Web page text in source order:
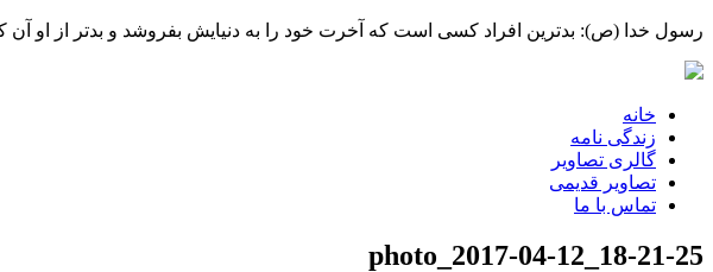
رسول خدا (ص): بدترین افراد کسی است که آخرت خود را به دنیایش بفروشد و بدتر از او
خانه
زندگی نامه
گالری تصاویر
تصاویر قدیمی
تماس با ما
photo_2017-04-12_18-21-25